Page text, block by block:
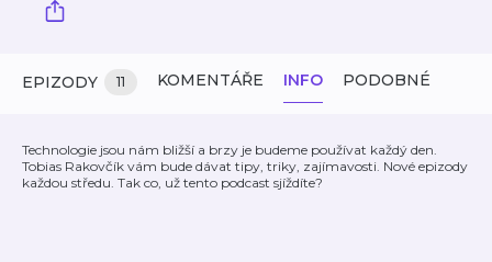
EPIZODY 11 KOMENTÁŘE INFO PODOBNÉ
Technologie jsou nám bližší a brzy je budeme používat každý den.
Tobias Rakovčík vám bude dávat tipy, triky, zajímavosti. Nové epizody
každou středu. Tak co, už tento podcast sjíždíte?